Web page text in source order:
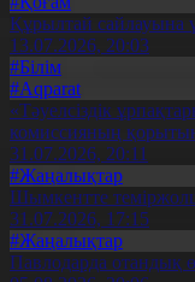
Құрылтай сайлауына
13.07.2026, 20:03
#Білім
#Aqparat
«Тәуелсіздік
комиссияның
31.07.2026, 20:11
#Жаңалықтар
Шымкентте
31.07.2026, 17:15
#Жаңалықтар
Павлодарда отандық